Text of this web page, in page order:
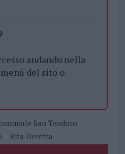
andando nella
del sito o
San Teodoro
Rita Deretta